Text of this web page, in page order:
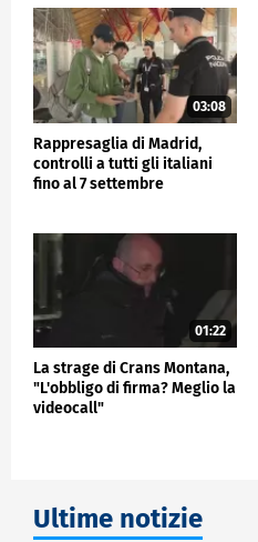
03:08
Rappresaglia di Madrid,
controlli a tutti gli italiani
fino al 7 settembre
01:22
La strage di Crans Montana,
"L'obbligo di firma? Meglio la
videocall"
Ultime notizie